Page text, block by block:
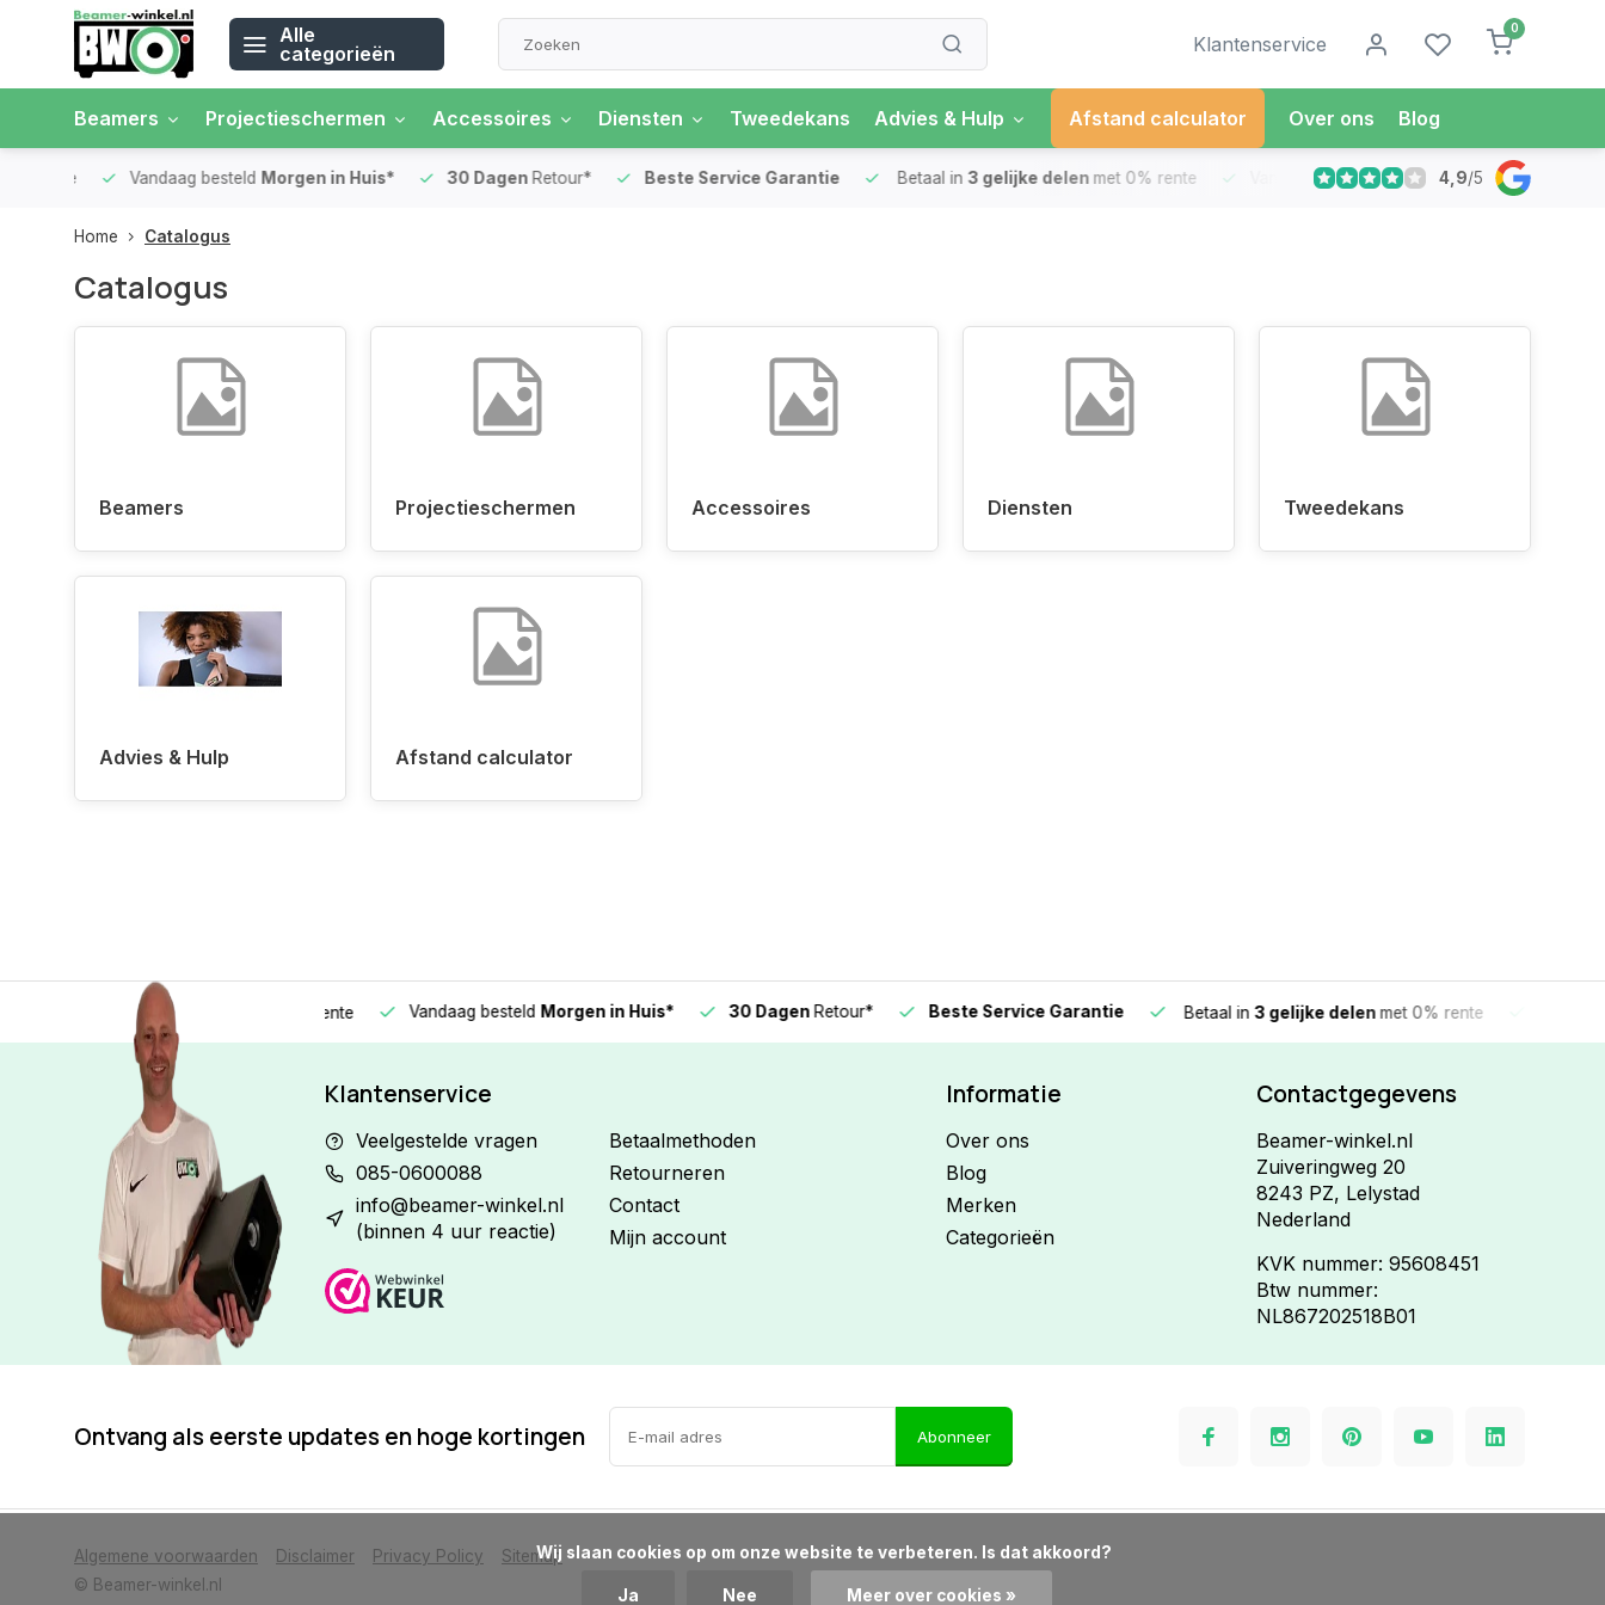
Alle
categorieën
Klantenservice
0
Beamers Projectieschermen Accessoires Diensten Tweedekans Advies & Hulp Afstand calculator Over ons Blog
Vandaag besteldMorgen in Huis* 30 DagenRetour* Beste Service Garantie Betaal in 3 gelijke delen met 0% rente Vandaag besteldMorgen in Huis*
4,9/5
Home Catalogus
Catalogus
Beamers Projectieschermen Accessoires Diensten Tweedekans
Advies & Hulp Afstand calculator
3 gelijke delen Vandaag besteldMorgen in Huis* 30 DagenRetour* Beste Service Garantie Betaal in3 gelijke delen met 0% rente
Klantenservice
Veelgestelde vragen
085-0600088
info@beamer-winkel.nl
(binnen 4 uur reactie)
Betaalmethoden
Retourneren
Contact
Mijn account
Informatie
Over ons
Blog
Merken
Categorieën
Contactgegevens
Beamer-winkel.nl
Zuiveringweg 20
8243 PZ, Lelystad
Nederland
KVK nummer: 95608451
Btw nummer:
NL867202518B01
Ontvang als eerste updates en hoge kortingen Abonneer
Algemene voorwaarden Disclaimer Privacy Policy
Sitemap
© Beamer-winkel.nl
            Wij slaan cookies op om onze website te verbeteren. Is dat akkoord?
Ja Nee Meer over cookies »